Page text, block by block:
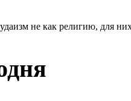
не как религию, для